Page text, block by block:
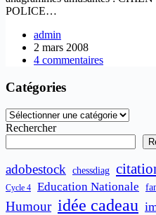
POLICE…
admin
2 mars 2008
4 commentaires
Catégories
Catégories
Rechercher
adobestock chessdiag
Cycle 4 Education Nationale
Humour idée cadeau